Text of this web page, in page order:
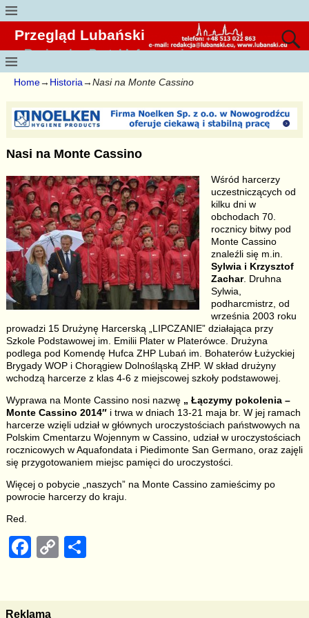
Przegląd Lubański
Regionalny Portal Informacyjny
Home→ Historia→Nasi na Monte Cassino
Nasi na Monte Cassino
Wśród harcerzy
uczestniczących od
kilku dni w
obchodach 70.
rocznicy bitwy pod
Monte Cassino
znaleźli się m.in.
Sylwia i Krzysztof
Zachar. Druhna
Sylwia,
podharcmistrz, od
września 2003 roku
prowadzi 15 Drużynę Harcerską „LIPCZANIE” działająca przy
Szkole Podstawowej im. Emilii Plater w Platerówce. Drużyna
podlega pod Komendę Hufca ZHP Lubań im. Bohaterów Łużyckiej
Brygady WOP i Chorągiew Dolnośląską ZHP. W skład drużyny
wchodzą harcerze z klas 4-6 z miejscowej szkoły podstawowej.
Wyprawa na Monte Cassino nosi nazwę „ Łączymy pokolenia –
Monte Cassino 2014″i trwa w dniach 13-21 maja br. W jej ramach
harcerze wzięli udział w głównych uroczystościach państwowych na
Polskim Cmentarzu Wojennym w Cassino, udział w uroczystościach
rocznicowych w Aquafondata i Piedimonte San Germano, oraz zajęli
się przygotowaniem miejsc pamięci do uroczystości.
Więcej o pobycie „naszych” na Monte Cassino zamieścimy po
powrocie harcerzy do kraju.
Red.
F
C
Reklama